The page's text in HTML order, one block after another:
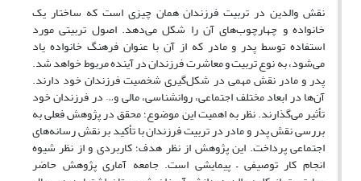
نقش والدین در تربیت فرزندان همان چیزی است که ساختار یک
خانواده و چهارچوب‌های آن را شکل می‌دهد. اصول تربیتی مورد
استفاده توسط پدر و مادر که از آن با عنوان فرهنگ خانواده یاد
می‌شود، به نوع تربیت و معاشرت فرزندان در آینده مربوط خواهد شد.
پدر و مادر نقش مهمی در شکل‌گیری شخصیت فرزندان خود دارند.
آن‌ها در ابعاد مختلف اجتماعی، روانشناسی، مالی و… در فرزندان خود
تأثیر می‌گذارند. نظر به اهمیت این موضوع؛ محقق در پژوهش فعلی به
بررسی نقش پدر و مادر در تربیت فرزندان با تأکید بر نقش رسانه‌های
اجتماعی پرداخت. این پژوهش از نظر هدف؛ کاربردی و از نظر شیوه
انجام کار توصیفی – پیمایشی است. جامعه آماری پژوهش حاضر